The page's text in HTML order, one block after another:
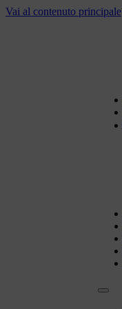
Vai al contenuto principale